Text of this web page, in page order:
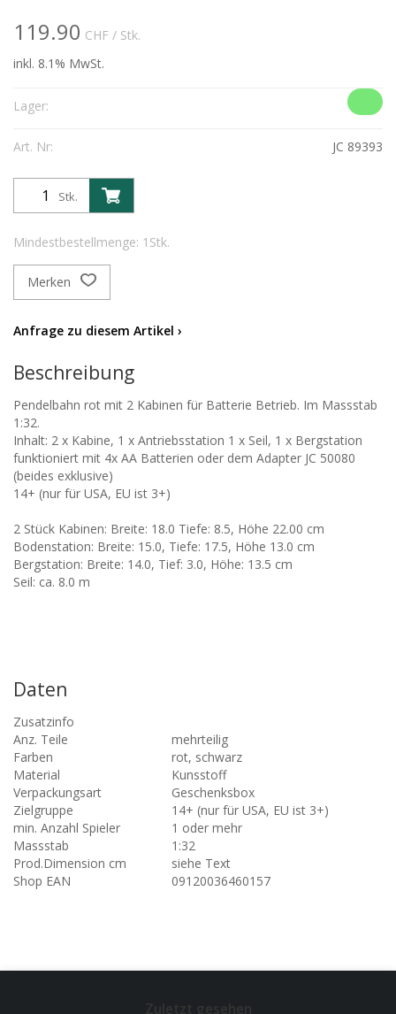
119.90 CHF / Stk.
inkl. 8.1% MwSt.
Lager:
Art. Nr: JC 89393
Stk.
Mindestbestellmenge: 1Stk.
Merken
Anfrage zu diesem Artikel ›
Beschreibung
Pendelbahn rot mit 2 Kabinen für Batterie Betrieb. Im Massstab
1:32.
Inhalt: 2 x Kabine, 1 x Antriebsstation 1 x Seil, 1 x Bergstation
funktioniert mit 4x AA Batterien oder dem Adapter JC 50080
(beides exklusive)
14+ (nur für USA, EU ist 3+)
2 Stück Kabinen: Breite: 18.0 Tiefe: 8.5, Höhe 22.00 cm
Bodenstation: Breite: 15.0, Tiefe: 17.5, Höhe 13.0 cm
Bergstation: Breite: 14.0, Tief: 3.0, Höhe: 13.5 cm
Seil: ca. 8.0 m
Daten
Zusatzinfo
Anz. Teile
mehrteilig
Farben
rot, schwarz
Material
Kunsstoff
Verpackungsart
Geschenksbox
Zielgruppe
14+ (nur für USA, EU ist 3+)
min. Anzahl Spieler
1 oder mehr
Massstab
1:32
Prod.Dimension cm
siehe Text
Shop EAN
09120036460157